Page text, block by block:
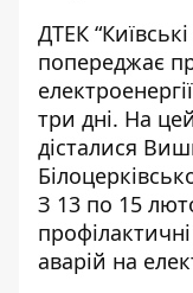
ДТЕК
попереджає
три дні. На
дісталися
З 13 по 15
аварій на